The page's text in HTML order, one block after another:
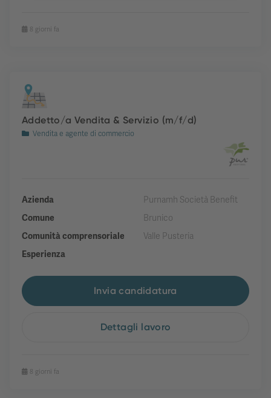
8 giorni fa
Addetto/a Vendita & Servizio (m/f/d)
Vendita e agente di commercio
Azienda
Purnamh Società Benefit
Comune
Brunico
Comunità comprensoriale
Valle Pusteria
Esperienza
Invia candidatura
Dettagli lavoro
8 giorni fa